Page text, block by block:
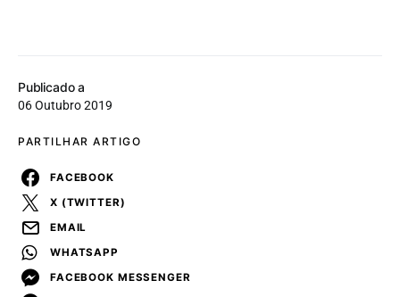
Publicado a
06 Outubro 2019
PARTILHAR ARTIGO
FACEBOOK
X (TWITTER)
EMAIL
WHATSAPP
FACEBOOK MESSENGER